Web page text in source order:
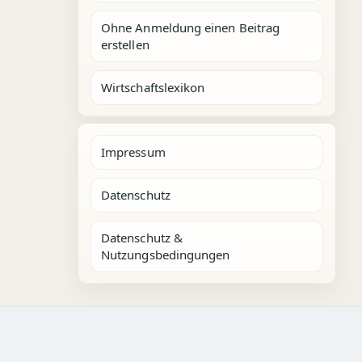
Ohne Anmeldung einen Beitrag
erstellen
Wirtschaftslexikon
Impressum
Datenschutz
Datenschutz &
Nutzungsbedingungen